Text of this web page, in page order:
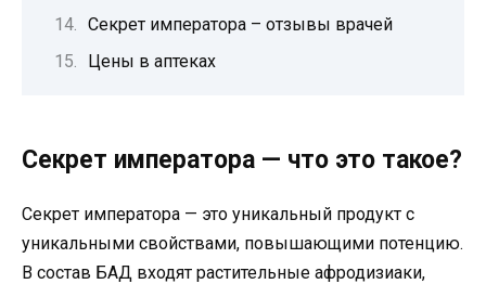
Секрет императора – отзывы врачей
Цены в аптеках
Секрет императора — что это такое?
Секрет императора — это уникальный продукт с
уникальными свойствами, повышающими потенцию.
В состав БАД входят растительные афродизиаки,